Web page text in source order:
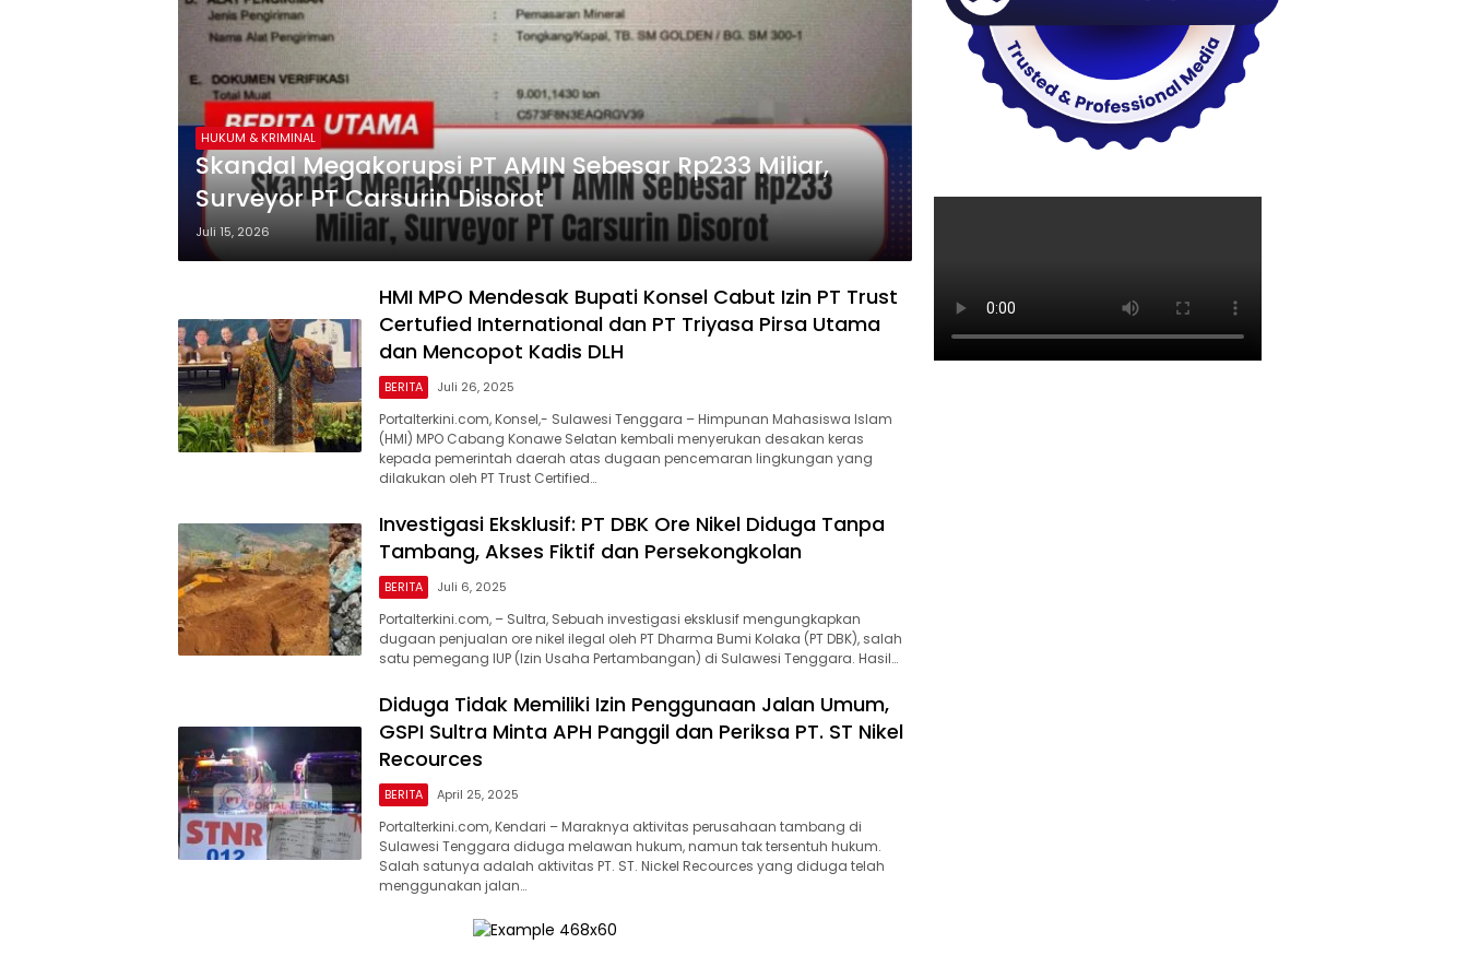
HUKUM & KRIMINAL
Skandal Megakorupsi PT AMIN Sebesar Rp233 Miliar,
Surveyor PT Carsurin Disorot
Juli 15, 2026
HMI MPO Mendesak Bupati Konsel Cabut Izin PT Trust
Certufied International dan PT Triyasa Pirsa Utama
dan Mencopot Kadis DLH
BERITA Juli 26, 2025
Portalterkini.com, Konsel,- Sulawesi Tenggara – Himpunan Mahasiswa Islam
(HMI) MPO Cabang Konawe Selatan kembali menyerukan desakan keras
kepada pemerintah daerah atas dugaan pencemaran lingkungan yang
dilakukan oleh PT Trust Certified…
Investigasi Eksklusif: PT DBK Ore Nikel Diduga Tanpa
Tambang, Akses Fiktif dan Persekongkolan
BERITA Juli 6, 2025
Portalterkini.com, – Sultra, Sebuah investigasi eksklusif mengungkapkan
dugaan penjualan ore nikel ilegal oleh PT Dharma Bumi Kolaka (PT DBK), salah
satu pemegang IUP (Izin Usaha Pertambangan) di Sulawesi Tenggara. Hasil…
Diduga Tidak Memiliki Izin Penggunaan Jalan Umum,
GSPI Sultra Minta APH Panggil dan Periksa PT. ST Nikel
Recources
BERITA April 25, 2025
Portalterkini.com, Kendari – Maraknya aktivitas perusahaan tambang di
Sulawesi Tenggara diduga melawan hukum, namun tak tersentuh hukum.
Salah satunya adalah aktivitas PT. ST. Nickel Recources yang diduga telah
menggunakan jalan…